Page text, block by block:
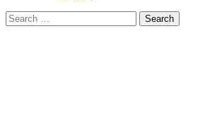
Search
for: